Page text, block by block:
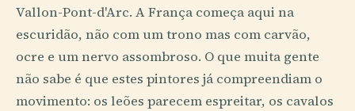
Vallon-Pont-d'Arc. A França começa aqui na
escuridão, não com um trono mas com carvão,
ocre e um nervo assombroso. O que muita gente
não sabe é que estes pintores já compreendiam o
movimento: os leões parecem espreitar, os cavalos